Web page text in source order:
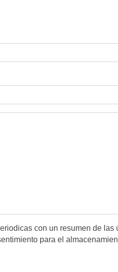
con un resumen de las
para el